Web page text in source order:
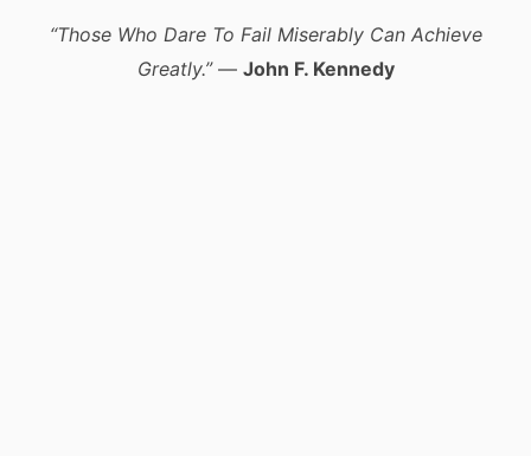
“Those Who Dare To Fail Miserably Can Achieve
Greatly.”— John F. Kennedy